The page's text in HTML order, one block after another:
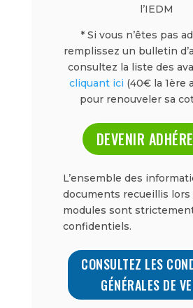
l’IEDM
* Si vous n’êtes pas
remplissez un bulletin
consultez la liste des
cliquant ici (40€ la 1ère
pour renouveler sa
DEVENIR
L’ensemble des
documents recueillis lors
modules sont
confidentiels.
CONSULTEZ LES
GÉNÉRALES DE